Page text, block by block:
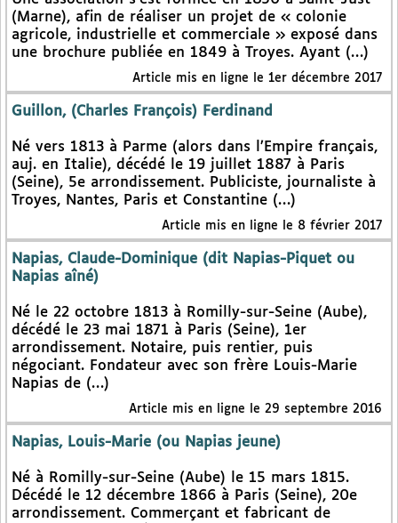
(Marne), afin de réaliser un projet de « colonie
agricole, industrielle et commerciale » exposé dans
une brochure publiée en 1849 à Troyes. Ayant (…)
Article mis en ligne le 1er décembre 2017
Guillon, (Charles François) Ferdinand
Né vers 1813 à Parme (alors dans l’Empire français,
auj. en Italie), décédé le 19 juillet 1887 à Paris
(Seine), 5e arrondissement. Publiciste, journaliste à
Troyes, Nantes, Paris et Constantine (…)
Article mis en ligne le 8 février 2017
Napias, Claude-Dominique (dit Napias-Piquet ou
Napias aîné)
Né le 22 octobre 1813 à Romilly-sur-Seine (Aube),
décédé le 23 mai 1871 à Paris (Seine), 1er
arrondissement. Notaire, puis rentier, puis
négociant. Fondateur avec son frère Louis-Marie
Napias de (…)
Article mis en ligne le 29 septembre 2016
Napias, Louis-Marie (ou Napias jeune)
Né à Romilly-sur-Seine (Aube) le 15 mars 1815.
Décédé le 12 décembre 1866 à Paris (Seine), 20e
arrondissement. Commerçant et fabricant de